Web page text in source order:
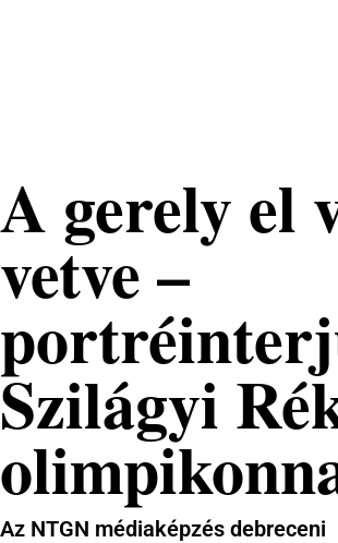
A gerely el
vetve –
Szilágyi
Az NTGN médiaképzés debreceni